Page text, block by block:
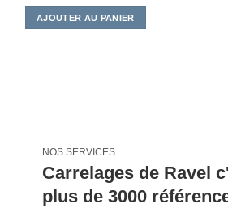
initial
était :
actuel
est :
AJOUTER AU PANIER
NOS SERVICES
Carrelages de Ravel
plus de 3000